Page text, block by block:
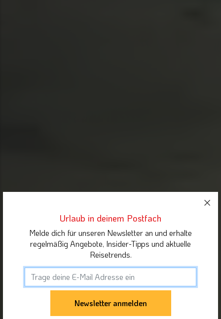
Urlaub in deinem Postfach
Melde dich für unseren Newsletter an und erhalte
regelmäßig Angebote, Insider-Tipps und aktuelle
Reisetrends.